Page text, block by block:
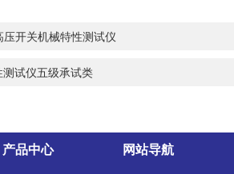
开关机械特性测试仪
试仪五级承试类
产品中心 网站导航